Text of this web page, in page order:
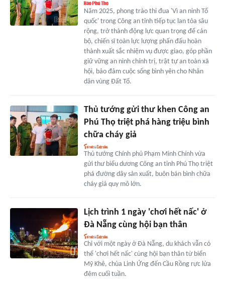
Năm 2025, phong trào thi đua 'Vì an ninh Tổ
quốc' trong Công an tỉnh tiếp tục lan tỏa sâu
rộng, trở thành động lực quan trọng để cán
bộ, chiến sĩ toàn lực lượng phấn đấu hoàn
thành xuất sắc nhiệm vụ được giao, góp phần
giữ vững an ninh chính trị, trật tự an toàn xã
hội, bảo đảm cuộc sống bình yên cho Nhân
dân vùng Đất Tổ.
Thủ tướng gửi thư khen Công an
Phú Thọ triệt phá hàng triệu bình
chữa cháy giả
Thủ tướng Chính phủ Phạm Minh Chính vừa
gửi thư biểu dương Công an tỉnh Phú Thọ triệt
phá đường dây sản xuất, buôn bán bình chữa
cháy giả quy mô lớn.
Lịch trình 1 ngày 'chơi hết nấc' ở
Đà Nẵng cùng hội bạn thân
Chỉ với một ngày ở Đà Nẵng, du khách vẫn có
thể 'chơi hết nấc' cùng hội bạn thân từ biển
Mỹ Khê, chùa Linh Ứng đến Cầu Rồng rực lửa
đêm cuối tuần.